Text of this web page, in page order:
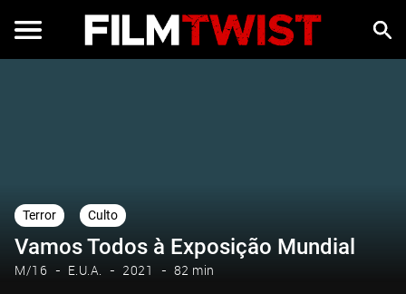
Terror Culto
Vamos Todos à Exposição Mundial
M/16 E.U.A. 2021 82 min